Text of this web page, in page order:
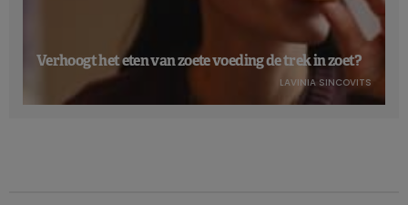
Verhoogt het eten van zoete voeding de trek in zoet?
LAVINIA SINCOVITS